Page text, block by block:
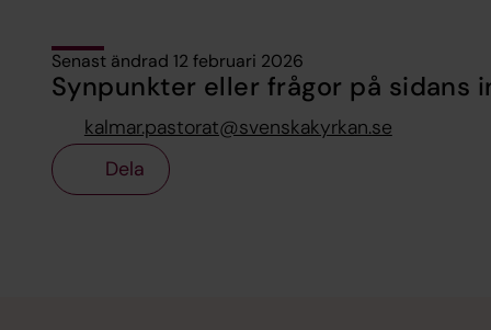
Senast ändrad 12 februari 2026
Synpunkter eller frågor på sidans
kalmar.pastorat@svenskakyrkan.se
Dela